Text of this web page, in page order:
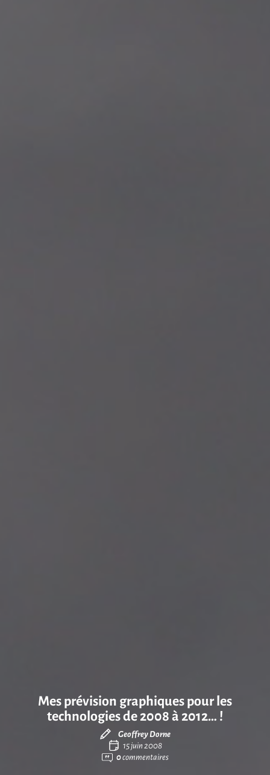
Mes prévision graphiques pour les
technologies de 2008 à 2012… !
Geoffrey Dorne
15 juin 2008
0commentaires